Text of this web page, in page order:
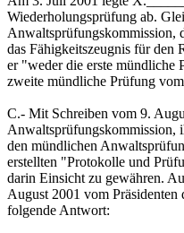
Wiederholungsprüfung ab.
Anwaltsprüfungskommission,
das Fähigkeitszeugnis für den
er "weder die erste mündliche
zweite mündliche Prüfung
C.- Mit Schreiben vom 9.
Anwaltsprüfungskommission,
den mündlichen
erstellten "Protokolle und
darin Einsicht zu gewähren.
August 2001 vom
folgende Antwort: